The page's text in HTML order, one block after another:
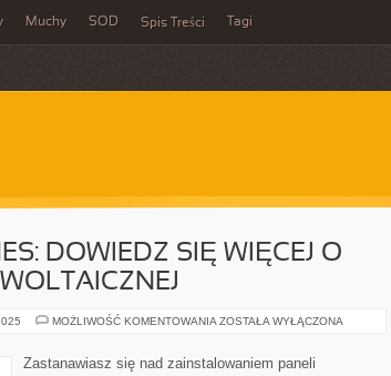
Muchy SOD Spis Treści Tagi
DOWIEDZ SIĘ WIĘCEJ O
MOŻLIWOŚĆ KOMENTOWANIA SŁONECZNY
WIĘCEJ
ZOSTAŁA WYŁĄCZONA
Zastanawiasz się nad zainstalowaniem paneli